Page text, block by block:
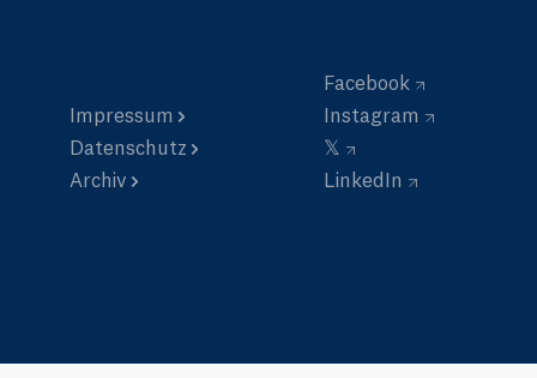
Impressum
Datenschutz
Archiv
Facebook
Instagram
𝕏
LinkedIn